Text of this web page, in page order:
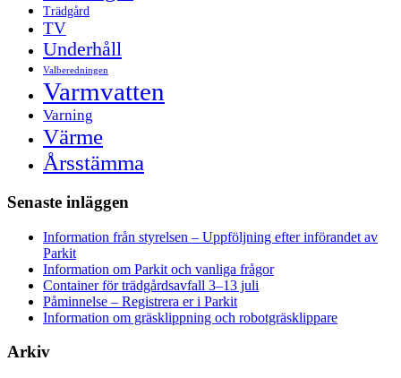
Trädgård
TV
Underhåll
Valberedningen
Varmvatten
Varning
Värme
Årsstämma
Senaste inläggen
Information från styrelsen – Uppföljning efter införandet av
Parkit
Information om Parkit och vanliga frågor
Container för trädgårdsavfall 3–13 juli
Påminnelse – Registrera er i Parkit
Information om gräsklippning och robotgräsklippare
Arkiv